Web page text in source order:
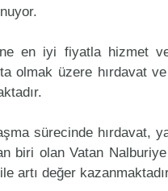
en iyi fiyatla hizmet
olmak üzere hırdavat
sürecinde hırdavat,
biri olan Vatan
artı değer